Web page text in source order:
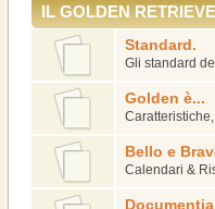
IL GOLDEN
Standard.
Gli standard
Golden è...
Bello e
Calendari &